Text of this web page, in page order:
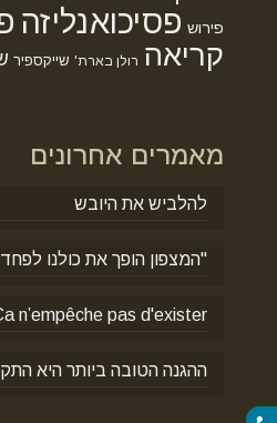
פירוש פסיכואנליזה
קריאה רולן בארת' שייקספיר
מאמרים אחרונים
להלביש את היובש
"המצפון הופך את כולנו
n’empêche pas d'exister
ההגנה הטובה ביותר היא